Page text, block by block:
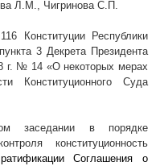
Л.М., Чигринова С.П.
Конституции Республики
3 Декрета Президента
г. № 14 «О некоторых мерах
Конституционного Суда
заседании в порядке
конституционность
Соглашения о